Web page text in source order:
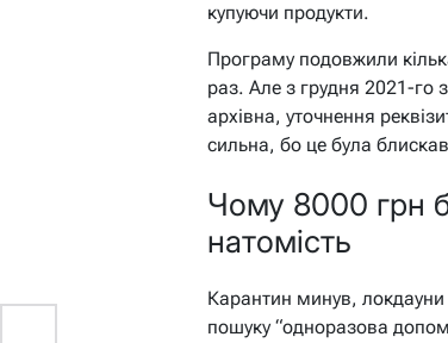
купуючи продукти.
Програму подовжили
раз. Але з грудня 2021-го
архівна, уточнення
сильна, бо це була
Чому 8000 грн
натомість
Карантин минув,
пошуку “одноразова